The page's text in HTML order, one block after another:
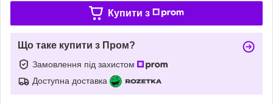
Купити з
Що таке купити з Пром?
Замовлення під захистом
Доступна доставка